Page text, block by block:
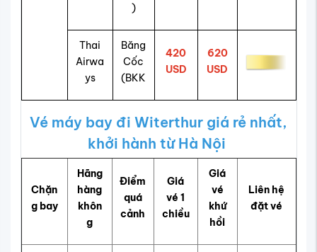
)
Thai
Airwa
ys
Băng
Cốc
(BKK
420
USD
620
USD
Vé máy bay đi Witerthur giá rẻ nhất,
khởi hành từ Hà Nội
Chặn
g bay
Hãng
hàng
khôn
g
Điểm
quá
cảnh
Giá
vé 1
chiều
Giá
vé
khứ
hồi
Liên hệ
đặt vé